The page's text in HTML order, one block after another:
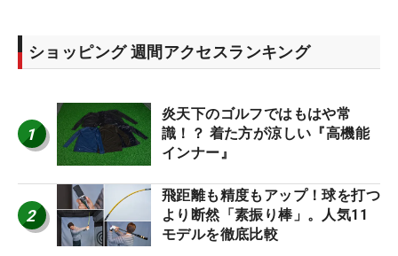
ショッピング 週間アクセスランキング
1
炎天下のゴルフではもはや常
識！？ 着た方が涼しい『高機能
インナー』
2
飛距離も精度もアップ！球を打つ
より断然「素振り棒」。人気11
モデルを徹底比較